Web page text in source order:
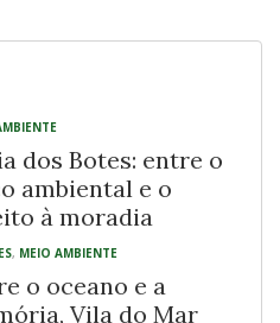
dos Botes: entre o
ambiental e o
à moradia
, MEIO AMBIENTE
o oceano e a
Vila do Mar